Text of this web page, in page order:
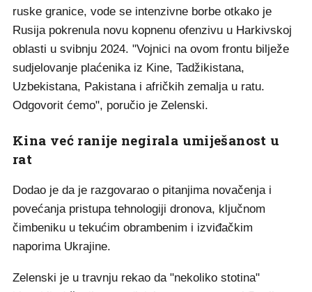
ruske granice, vode se intenzivne borbe otkako je
Rusija pokrenula novu kopnenu ofenzivu u Harkivskoj
oblasti u svibnju 2024. "Vojnici na ovom frontu bilježe
sudjelovanje plaćenika iz Kine, Tadžikistana,
Uzbekistana, Pakistana i afričkih zemalja u ratu.
Odgovorit ćemo", poručio je Zelenski.
Kina već ranije negirala umiješanost u
rat
Dodao je da je razgovarao o pitanjima novačenja i
povećanja pristupa tehnologiji dronova, ključnom
čimbeniku u tekućim obrambenim i izviđačkim
naporima Ukrajine.
Zelenski je u travnju rekao da "nekoliko stotina"